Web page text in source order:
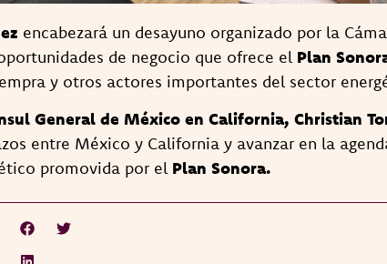
encabezará un desayuno organizado por la
de negocio que ofrece el Plan
y otros actores importantes del sector
General de México en California, Christian
entre México y California y avanzar en la
promovida por el Plan Sonora.